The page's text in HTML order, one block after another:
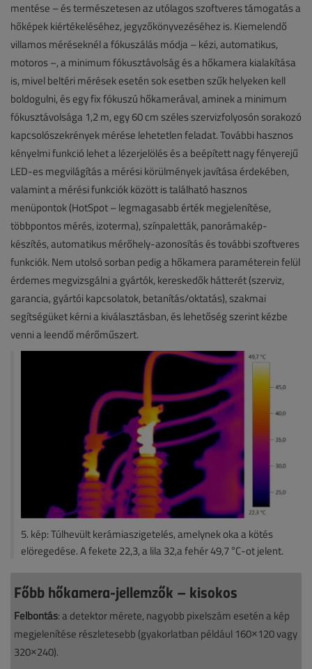
mentése – és természetesen az utólagos szoftveres támogatás a
hőképek kiértékeléséhez, jegyzőkönyvezéséhez is. Kiemelendő
villamos méréseknél a fókuszálás módja – kézi, automatikus,
motoros –, a minimum fókusztávolság és a hőkamera kialakítása
is, mivel beltéri mérések esetén sok esetben szűk helyeken kell
boldogulni, és egy fix fókuszú hőkamerával, aminek a minimum
fókusztávolsága 1,2 m, egy 60 cm széles szervizfolyosón sorakozó
kapcsolószekrények mérése lehetetlen feladat. További hasznos
kényelmi funkció lehet a lézerjelölés és a beépített nagy fényerejű
LED-es megvilágítás a mérési körülmények javítása érdekében,
valamint a mérési funkciók között is található hasznos
menüpontok (HotSpot – legmagasabb érték megjelenítése,
többpontos mérés, izoterma), színpaletták, panorámakép-
készítés, automatikus mérőhely-azonosítás és további szoftveres
funkciók. Nem utolsó sorban pedig a hőkamera paraméterein felül
érdemes megvizsgálni a gyártók, kereskedők hátterét (szerviz,
garancia, gyártói kapcsolatok, betanítás/oktatás), szakmai
segítségüket kérni a kiválasztásban, és lehetőség szerint kézbe
venni a leendő mérőműszert.
5. kép: Túlhevült kerámiaszigetelés, amelynek oka a kötés
elöregedése. A fekete 22,3, a lila 32,a fehér 49,7 °C-ot jelent.
Főbb hőkamera-jellemzők – kisokos
Felbontás: a detektor mérete, nagyobb pixelszám esetén a kép
megjelenítése részletesebb (gyakorlatban például 160×120 vagy
320×240).